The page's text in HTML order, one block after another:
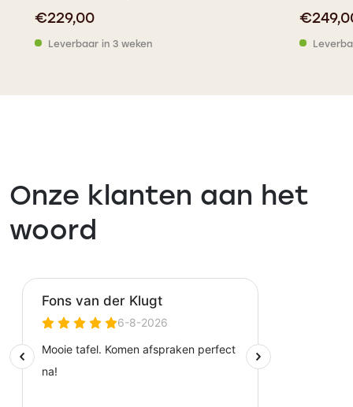
€229,00
Leverbaar in 3 weken
€
Onze klanten aan het
woord